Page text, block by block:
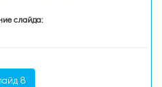
слайда:
8